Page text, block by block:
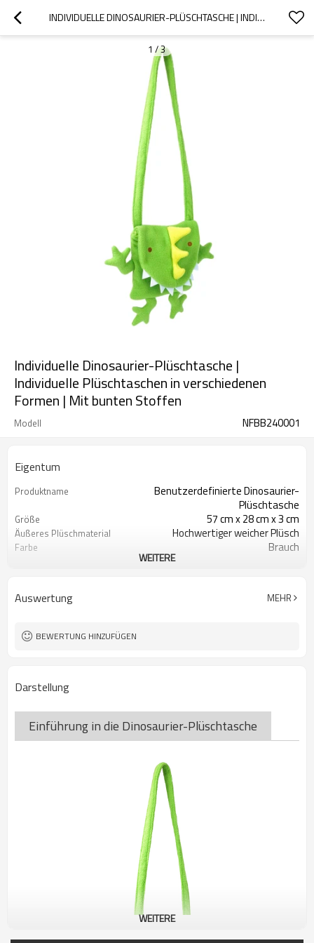
INDIVIDUELLE DINOSAURIER-PLÜSCHTASCHE | INDIVIDUELLE PLÜSCHTASCHEN IN VERSCHIEDENEN FORMEN | MIT BUNTEN STOFFEN
1 /3
Individuelle Dinosaurier-Plüschtasche |
Individuelle Plüschtaschen in verschiedenen
Formen | Mit bunten Stoffen
Modell NFBB240001
Eigentum
Produktname
Benutzerdefinierte Dinosaurier-
Plüschtasche
Größe 57 cm x 28 cm x 3 cm
Äußeres Plüschmaterial Hochwertiger weicher Plüsch
Farbe Brauch
WEITERE
Auswertung MEHR
BEWERTUNG HINZUFÜGEN
Darstellung
Einführung in die Dinosaurier-Plüschtasche
WEITERE